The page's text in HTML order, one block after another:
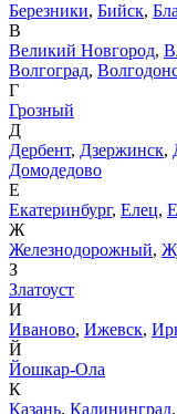
Березники, Бийск,
В
Великий Новгород,
Волгоград,
Г
Грозный
Д
Дербент, Дзержинск,
Домодедово
Е
Екатеринбург, Елец,
Ж
Железнодорожный,
З
Златоуст
И
Иваново, Ижевск,
Й
Йошкар-Ола
К
Казань, Калининград,